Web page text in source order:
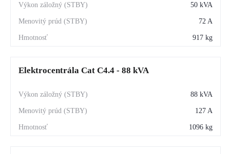
50 kVA
72 A
917 kg
Elektrocentrála Cat C4.4 - 88 kVA
88 kVA
127 A
1096 kg